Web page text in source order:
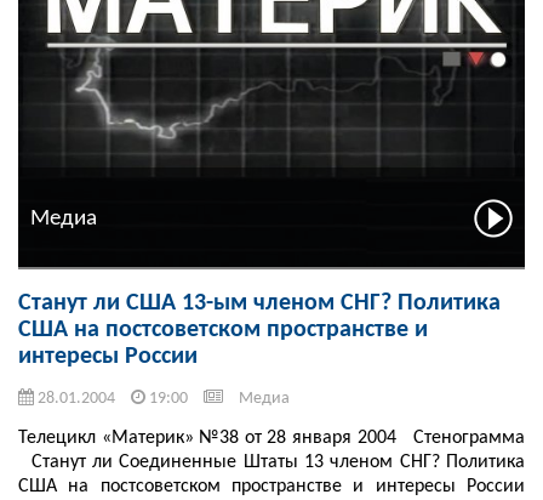
Медиа
Станут ли США 13-ым членом СНГ? Политика
США на постсоветском пространстве и
интересы России
28.01.2004 19:00 Медиа
Телецикл «Материк» №38 от 28 января 2004 Стенограмма
Станут ли Соединенные Штаты 13 членом СНГ? Политика
США на постсоветском пространстве и интересы России